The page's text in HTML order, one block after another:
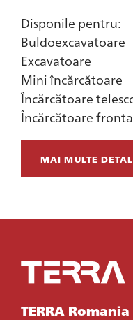
Disponile pentru:
Buldoexcavatoare
Excavatoare
Mini încărcătoare
Încărcătoare
Încărcătoare
MAI MULTE
TERRA